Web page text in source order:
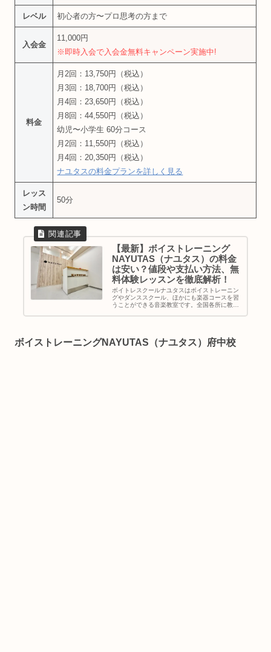
レベル 初心者の方〜プロ思考の方まで
入会金
11,000円
※即時入会で入会金無料キャンペーン実施中!
料金
月2回：13,750円（税込）
月3回：18,700円（税込）
月4回：23,650円（税込）
月8回：44,550円（税込）
幼児〜小学生 60分コース
月2回：11,550円（税込）
月4回：20,350円（税込）
ナユタスの料金プランを詳しく見る
レッス
ン時間
50分
【最新】ボイストレーニング
NAYUTAS（ナユタス）の料金
は安い？値段や支払い方法、無
料体験レッスンを徹底解析！
ボイトレスクールナユタスはボイストレーニン
グやダンススクール、ほかにも楽器コースを習
うことができる音楽教室です。全国各所に教室
ボイストレーニングNAYUTAS（ナユタス）府中校